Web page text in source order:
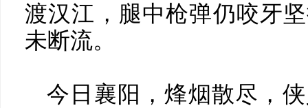
渡汉江，腿中枪弹仍咬牙
未断流。
今日襄阳，烽烟散尽，